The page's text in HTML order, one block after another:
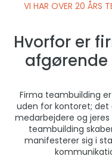
VI HAR OVER 20 ÅRS
Hvorfor er
afgørende
Firma teambuilding
uden for kontoret; det
medarbejdere og
teambuilding
manifesterer sig i